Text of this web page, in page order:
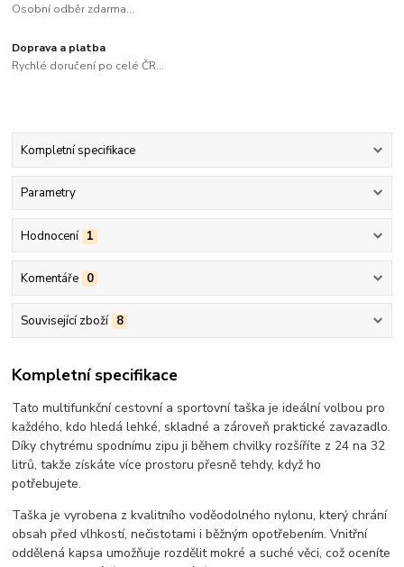
Osobní odběr zdarma...
Doprava a platba
Rychlé doručení po celé ČR...
Kompletní specifikace
Parametry
Hodnocení 1
Komentáře 0
Související zboží 8
Kompletní specifikace
Tato multifunkční cestovní a sportovní taška je ideální volbou pro
každého, kdo hledá lehké, skladné a zároveň praktické zavazadlo.
Díky chytrému spodnímu zipu ji během chvilky rozšíříte z 24 na 32
litrů, takže získáte více prostoru přesně tehdy, když ho
potřebujete.
Taška je vyrobena z kvalitního voděodolného nylonu, který chrání
obsah před vlhkostí, nečistotami i běžným opotřebením. Vnitřní
oddělená kapsa umožňuje rozdělit mokré a suché věci, což oceníte